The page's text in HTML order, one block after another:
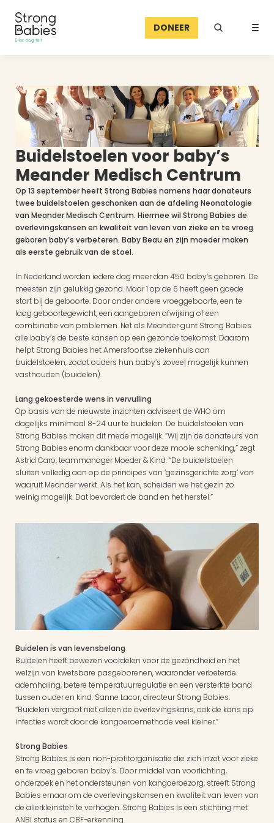
DONEER
Buidelstoelen voor baby’s
Meander Medisch Centrum
Op 13 september heeft Strong Babies namens haar donateurs
twee buidelstoelen geschonken aan de afdeling Neonatologie
van Meander Medisch Centrum. Hiermee wil Strong Babies de
overlevingskansen en kwaliteit van leven van zieke en te vroeg
geboren baby’s verbeteren. Baby Beau en zijn moeder maken
als eerste gebruik van de stoel.
In Nederland worden iedere dag meer dan 450 baby’s geboren. De
meesten zijn gelukkig gezond. Maar 1 op de 6 heeft geen goede
start bij de geboorte. Door onder andere vroeggeboorte, een te
laag geboortegewicht, een aangeboren afwijking of een
combinatie van problemen. Net als Meander gunt Strong Babies
alle baby’s de beste kansen op een gezonde toekomst. Daarom
helpt Strong Babies het Amersfoortse ziekenhuis aan
buidelstoelen, zodat ouders hun baby’s zoveel mogelijk kunnen
vasthouden (buidelen).
Lang gekoesterde wens in vervulling
Op basis van de nieuwste inzichten adviseert de WHO om
dagelijks minimaal 8-24 uur te buidelen. De buidelstoelen van
Strong Babies maken dit mede mogelijk. “Wij zijn de donateurs van
Strong Babies enorm dankbaar voor deze mooie schenking,” zegt
Astrid Caro, teammanager Moeder & Kind. “De buidelstoelen
sluiten volledig aan op de principes van ‘gezinsgerichte zorg’ van
waaruit Meander werkt. Als het kan, scheiden we het gezin zo
weinig mogelijk. Dat bevordert de band en het herstel.”
Buidelen is van levensbelang
Buidelen heeft bewezen voordelen voor de gezondheid en het
welzijn van kwetsbare pasgeborenen, waaronder verbeterde
ademhaling, betere temperatuurregulatie en een versterkte band
tussen ouder en kind. Sanne Lacor, directeur Strong Babies:
“Buidelen vergroot niet alleen de overlevingskans, ook de kans op
infecties wordt door de kangoeroemethode veel kleiner.”
Strong Babies
Strong Babies is een non-profitorganisatie die zich inzet voor zieke
en te vroeg geboren baby’s. Door middel van voorlichting,
onderzoek en het ondersteunen van kangoeroezorg, streeft Strong
Babies ernaar om de overlevingskansen en kwaliteit van leven van
de allerkleinsten te verhogen. Strong Babies is een stichting met
ANBI status en CBF-erkenning.